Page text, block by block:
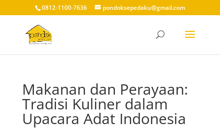
0812-1100-7636 pondoksepedaku@gmail.com
Makanan dan Perayaan:
Tradisi Kuliner dalam
Upacara Adat Indonesia